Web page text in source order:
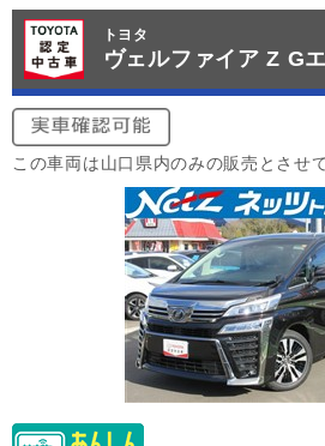
トヨタ
ヴェルファイア Z G
この車両は山口県内のみの販売とさせ